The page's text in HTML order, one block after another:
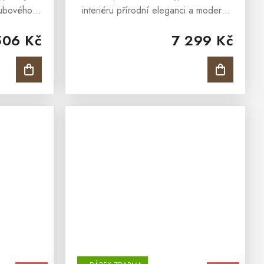
Kč
vytváří
7 299 Kč
interiéru přírodní eleganci a moderní
a čistými liniemi. Nabízí praktický
prostor pro knihy i dekorace....